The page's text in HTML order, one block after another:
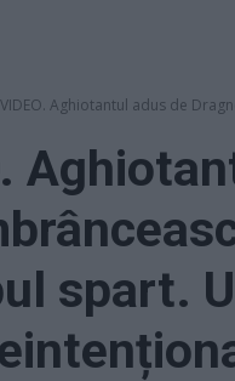
VIDEO. Aghiotantul adus de
spart.